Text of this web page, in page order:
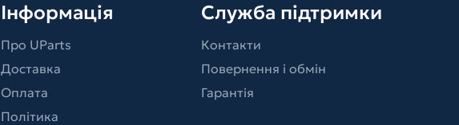
Інформація
Про UParts
Доставка
Оплата
Політика
Служба підтримки
Контакти
Повернення і обмін
Гарантія